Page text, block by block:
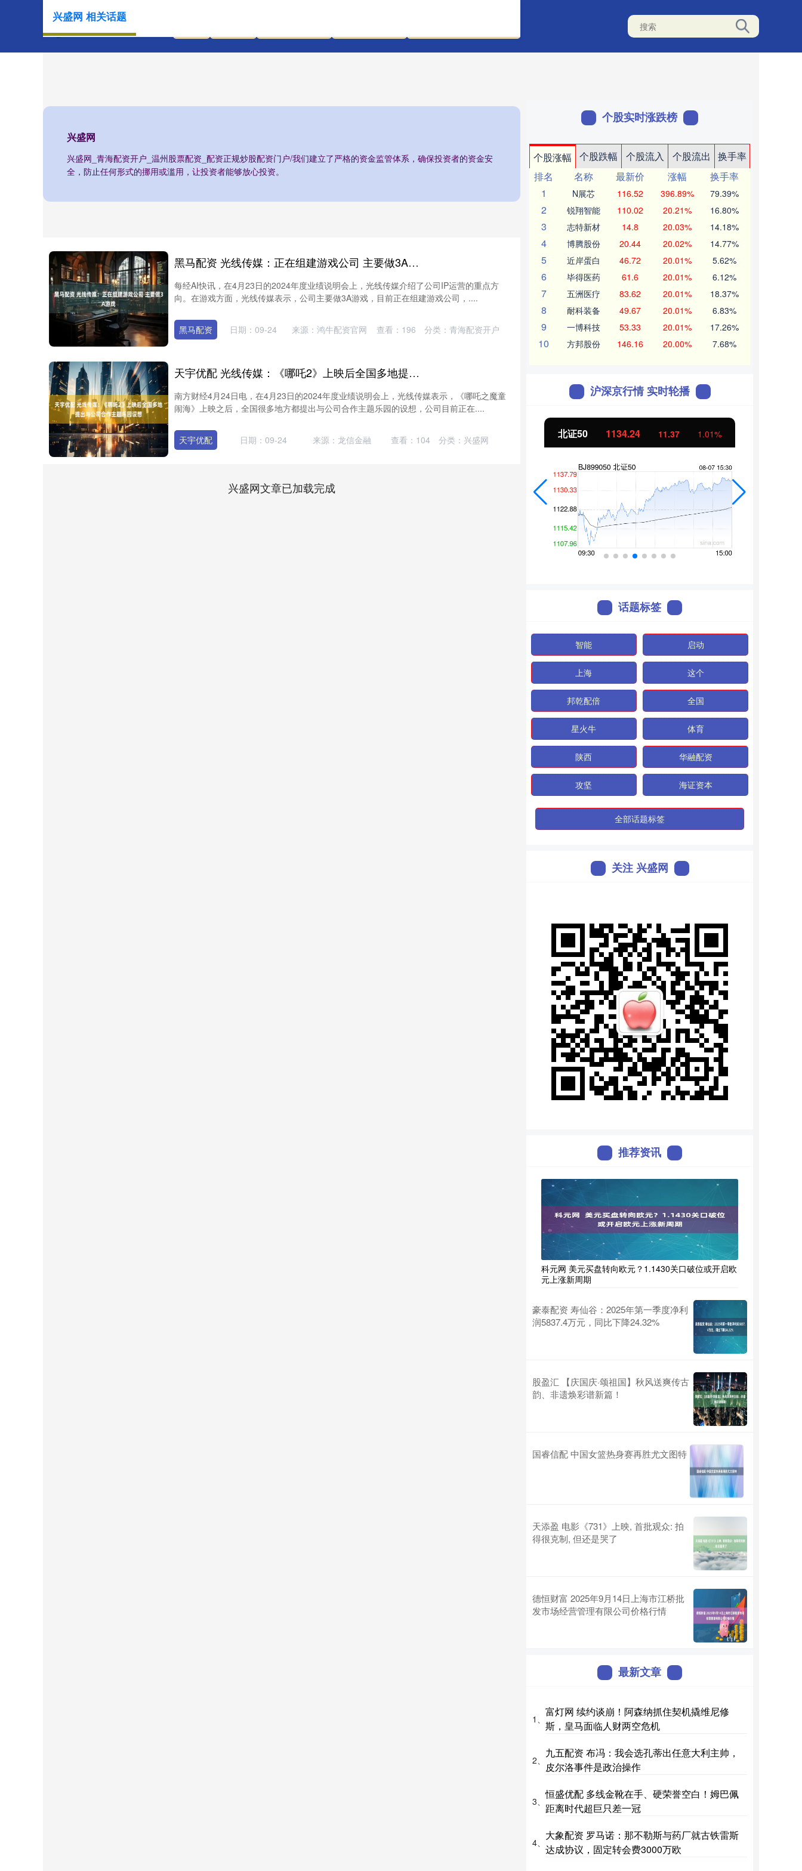
兴盛网
兴盛网_青海配资开户_温州股票配资_配资正规炒股配资门户/我们建立了严格的资金监管体系，确保投资者的资金安
全，防止任何形式的挪用或滥用，让投资者能够放心投资。
兴盛网 相关话题
黑马配资 光线传媒：正在组建游戏公司 主要做3A游戏
每经AI快讯，在4月23日的2024年度业绩说明会上，光线传媒介绍了公司IP运营的重点方
向。在游戏方面，光线传媒表示，公司主要做3A游戏，目前正在组建游戏公司，....
黑马配资 日期：09-24 来源：鸿牛配资官网 查看： 196 分类： 青海配资开户
天宇优配 光线传媒：《哪吒2》上映后全国多地提出与公司合作主题乐园设想
南方财经4月24日电，在4月23日的2024年度业绩说明会上，光线传媒表示，《哪吒之魔童
闹海》上映之后，全国很多地方都提出与公司合作主题乐园的设想，公司目前正在....
天宇优配 日期：09-24 来源：龙信金融 查看： 104 分类： 兴盛网
兴盛网文章已加载完成
个股实时涨跌榜
个股涨幅 个股跌幅 个股流入 个股流出
换手率
排名
名称 最新价 涨幅
换手率
1
N展芯 116.52 396.89% 79.39%
2 锐翔智能 110.02 20.21% 16.80%
3 志特新材 14.8 20.03% 14.18%
4 博腾股份 20.44 20.02% 14.77%
5 近岸蛋白 46.72 20.01% 5.62%
6 毕得医药 61.6 20.01% 6.12%
7 五洲医疗 83.62 20.01% 18.37%
8 耐科装备 49.67 20.01% 6.83%
9 一博科技 53.33 20.01% 17.26%
10 方邦股份 146.16 20.00% 7.68%
沪深京行情 实时轮播
深证成指 14311.01 200.89 1.42% 沪深300 4694.44 43.13 0.93% 北证50 1134.24 11.37 1.01%
话题标签
智能 启动
上海 这个
邦乾配倍 全国
星火牛 体育
陕西 华融配资
攻坚 海证资本
全部话题标签
关注 兴盛网
推荐资讯
科元网 美元买盘转向欧元？1.1430关口破位或开启欧
元上涨新周期
豪泰配资 寿仙谷：2025年第一季度净利
润5837.4万元，同比下降24.32%
股盈汇 【庆国庆·颂祖国】秋风送爽传古
韵、非遗焕彩谱新篇！
国睿信配 中国女篮热身赛再胜尤文图特
天添盈 电影《731》上映, 首批观众: 拍
得很克制, 但还是哭了
德恒财富 2025年9月14日上海市江桥批
发市场经营管理有限公司价格行情
最新文章
1、
富灯网 续约谈崩！阿森纳抓住契机撬维尼修
斯，皇马面临人财两空危机
2、
九五配资 布冯：我会选孔蒂出任意大利主帅，
皮尔洛事件是政治操作
3、
恒盛优配 多线金靴在手、硬荣誉空白！姆巴佩
距离时代超巨只差一冠
4、
大象配资 罗马诺：那不勒斯与药厂就古铁雷斯
达成协议，固定转会费3000万欧